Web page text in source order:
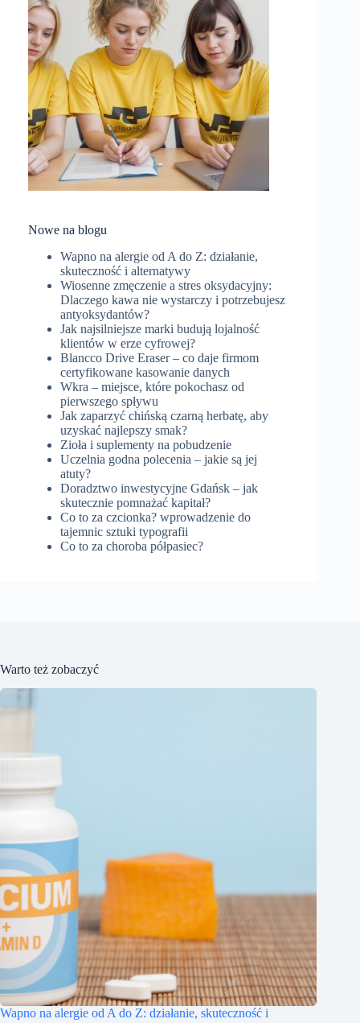
Nowe na blogu
Wapno na alergie od A do Z: działanie,
skuteczność i alternatywy
Wiosenne zmęczenie a stres oksydacyjny:
Dlaczego kawa nie wystarczy i potrzebujesz
antyoksydantów?
Jak najsilniejsze marki budują lojalność
klientów w erze cyfrowej?
Blancco Drive Eraser – co daje firmom
certyfikowane kasowanie danych
Wkra – miejsce, które pokochasz od
pierwszego spływu
Jak zaparzyć chińską czarną herbatę, aby
uzyskać najlepszy smak?
Zioła i suplementy na pobudzenie
Uczelnia godna polecenia – jakie są jej
atuty?
Doradztwo inwestycyjne Gdańsk – jak
skutecznie pomnażać kapitał?
Co to za czcionka? wprowadzenie do
tajemnic sztuki typografii
Co to za choroba półpasiec?
Warto też zobaczyć
Wapno na alergie od A do Z: działanie, skuteczność i